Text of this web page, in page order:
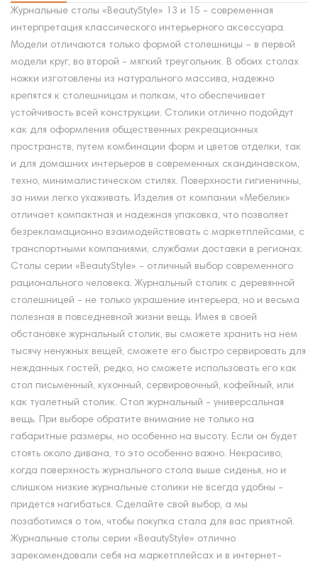
Журнальные столы «BeautyStyle» 13 и 15 - современная
интерпретация классического интерьерного аксессуара.
Модели отличаются только формой столешницы – в первой
модели круг, во второй - мягкий треугольник. В обоих столах
ножки изготовлены из натурального массива, надежно
крепятся к столешницам и полкам, что обеспечивает
устойчивость всей конструкции. Столики отлично подойдут
как для оформления общественных рекреационных
пространств, путем комбинации форм и цветов отделки, так
и для домашних интерьеров в современных скандинавском,
техно, минималистическом стилях. Поверхности гигиеничны,
за ними легко ухаживать. Изделия от компании «Мебелик»
отличает компактная и надежная упаковка, что позволяет
безрекламационно взаимодействовать с маркетплейсами, с
транспортными компаниями, службами доставки в регионах.
Столы серии «BeautyStyle» - отличный выбор современного
рационального человека. Журнальный столик с деревянной
столешницей - не только украшение интерьера, но и весьма
полезная в повседневной жизни вещь. Имея в своей
обстановке журнальный столик, вы сможете хранить на нем
тысячу ненужных вещей, сможете его быстро сервировать для
нежданных гостей, редко, но сможете использовать его как
стол письменный, кухонный, сервировочный, кофейный, или
как туалетный столик. Стол журнальный - универсальная
вещь. При выборе обратите внимание не только на
габаритные размеры, но особенно на высоту. Если он будет
стоять около дивана, то это особенно важно. Некрасиво,
когда поверхность журнального стола выше сиденья, но и
слишком низкие журнальные столики не всегда удобны -
придется нагибаться. Сделайте свой выбор, а мы
позаботимся о том, чтобы покупка стала для вас приятной.
Журнальные столы серии «BeautyStyle» отлично
зарекомендовали себя на маркетплейсах и в интернет-